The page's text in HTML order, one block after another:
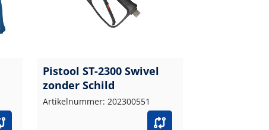
Pistool ST-2300 Swivel
zonder Schild
Artikelnummer: 202300551